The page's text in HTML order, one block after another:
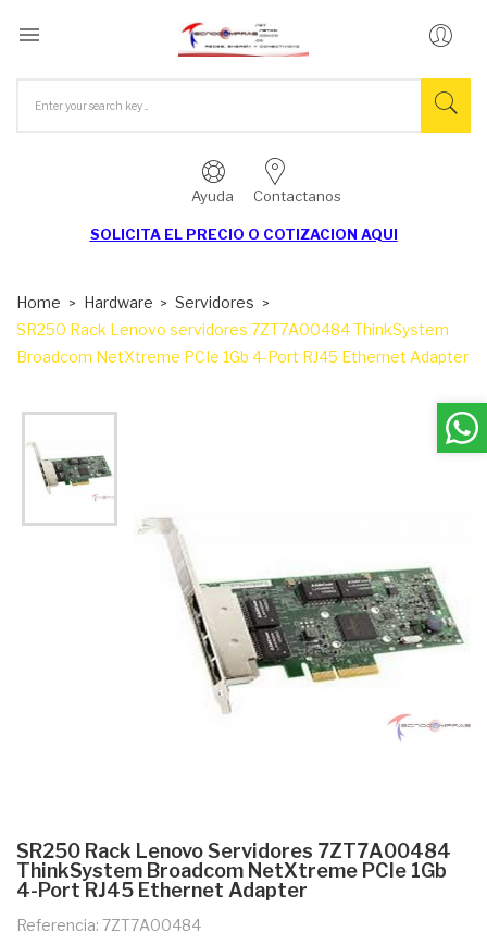

Ayuda Contactanos
SOLICITA EL PRECIO O COTIZACION AQUI
Home Hardware
Servidores
SR250 Rack Lenovo servidores 7ZT7A00484 ThinkSystem
Broadcom NetXtreme PCIe 1Gb 4-Port RJ45 Ethernet Adapter
SR250 Rack Lenovo Servidores 7ZT7A00484
ThinkSystem Broadcom NetXtreme PCIe 1Gb
4-Port RJ45 Ethernet Adapter
Referencia: 7ZT7A00484